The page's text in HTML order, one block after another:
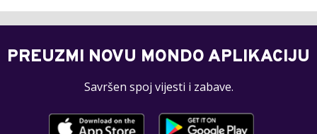
PREUZMI NOVU MONDO APLIKACIJU
Savršen spoj vijesti i zabave.